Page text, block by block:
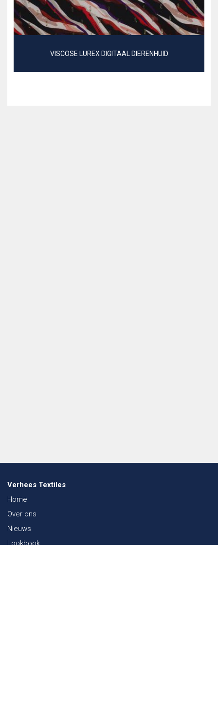
VISCOSE LUREX DIGITAAL DIERENHUID
Verhees Textiles
Home
Over ons
Nieuws
Lookbook